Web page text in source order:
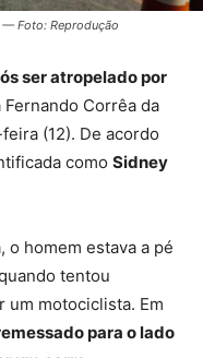
— Foto: Reprodução
ser atropelado por
Fernando Corrêa da
(12). De acordo
como Sidney
homem estava a pé
tentou
um motociclista. Em
para o lado